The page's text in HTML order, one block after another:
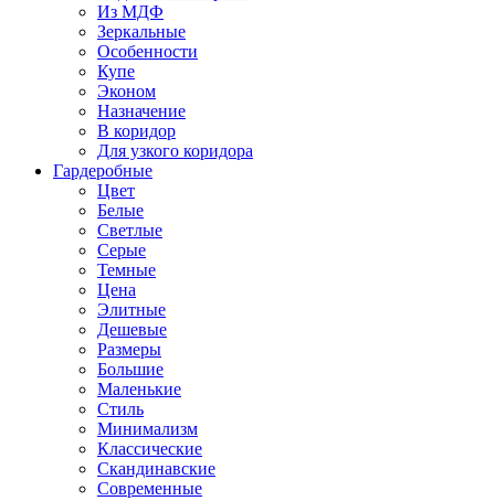
Из МДФ
Зеркальные
Особенности
Купе
Эконом
Назначение
В коридор
Для узкого коридора
Гардеробные
Цвет
Белые
Светлые
Серые
Темные
Цена
Элитные
Дешевые
Размеры
Большие
Маленькие
Стиль
Минимализм
Классические
Скандинавские
Современные